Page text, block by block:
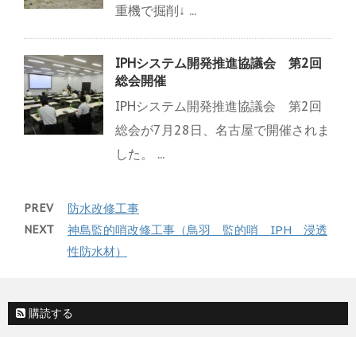
重機で掘削↓ ...
IPHシステム開発推進協議会 第2回
総会開催
IPHシステム開発推進協議会 第2回
総会が7月28日、名古屋で開催されま
した。 ...
PREV 防水改修工事
NEXT
神島監的哨改修工事（鳥羽 監的哨 IPH 浸透
性防水材）
購読する